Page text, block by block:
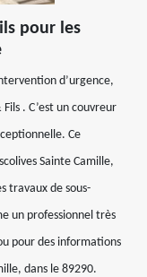
pour les
d’urgence,
. C’est un couvreur
Ce
Sainte Camille,
travaux de sous-
un professionnel très
pour des informations
dans le 89290.